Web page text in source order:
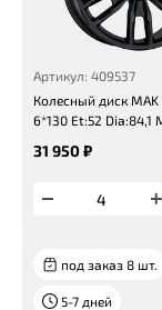
Артикул: 409537
Колесный диск MAK
6*130 Et:52 Dia:84,1
31 950 ₽
под заказ 8 шт.
5-7 дней